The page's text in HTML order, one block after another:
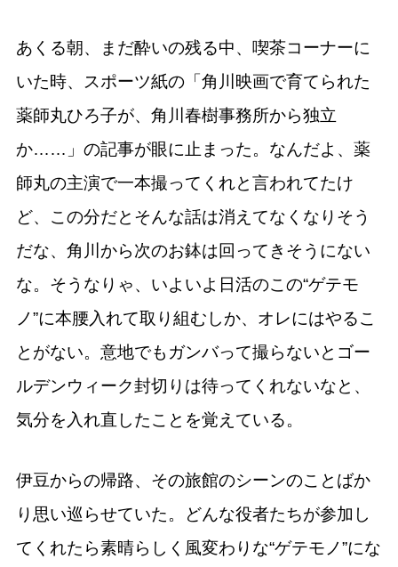
あくる朝、まだ酔いの残る中、喫茶コーナーに
いた時、スポーツ紙の「角川映画で育てられた
薬師丸ひろ子が、角川春樹事務所から独立
か……」の記事が眼に止まった。なんだよ、薬
師丸の主演で一本撮ってくれと言われてたけ
ど、この分だとそんな話は消えてなくなりそう
だな、角川から次のお鉢は回ってきそうにない
な。そうなりゃ、いよいよ日活のこの“ゲテモ
ノ”に本腰入れて取り組むしか、オレにはやるこ
とがない。意地でもガンバって撮らないとゴー
ルデンウィーク封切りは待ってくれないなと、
気分を入れ直したことを覚えている。
伊豆からの帰路、その旅館のシーンのことばか
り思い巡らせていた。どんな役者たちが参加し
てくれたら素晴らしく風変わりな“ゲテモノ”にな